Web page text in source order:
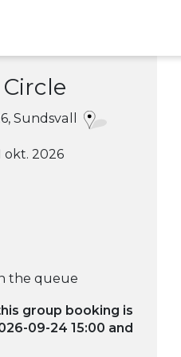
Sundsvall
okt. 2026
the queue
group booking is
09-24 15:00 and